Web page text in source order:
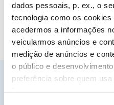
dados pessoais, p. ex., o
tecnologia como os cookies
acedermos a informações
veicularmos anúncios e
medição de anúncios e
o público e
preferência sobre quem
Colar um pérola no
brinco